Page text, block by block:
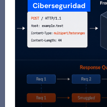
Ciberseguridad